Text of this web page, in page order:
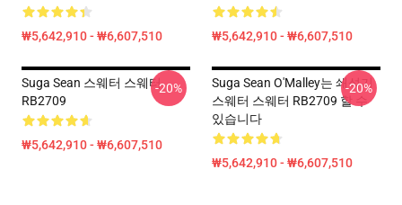
₩5,642,910 - ₩6,607,510 ₩5,642,910 - ₩6,607,510
Suga Sean 스웨터 스웨터
RB2709
₩5,642,910 - ₩6,607,510
-20%
Suga Sean O'Malley는 쇄석기
스웨터 스웨터 RB2709 할 수
있습니다
₩5,642,910 - ₩6,607,510
-20%